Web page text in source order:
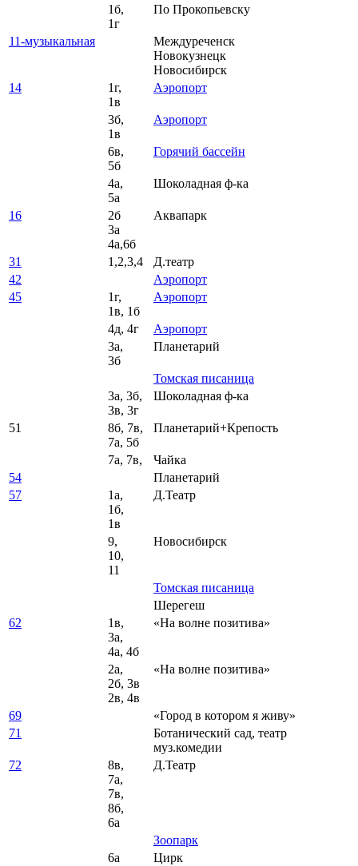
1б,
1г
По Прокопьевску
11-музыкальная
Междуреченск
Новокузнецк
Новосибирск
14
1г,
1в
Аэропорт
3б,
1в
Аэропорт
6в,
5б
Горячий бассейн
4а,
5а
Шоколадная ф-ка
16
2б
3а
4а,6б
Аквапарк
31 1,2,3,4
Д.театр
42
Аэропорт
45
1г,
1в, 1б
Аэропорт
4д, 4г
Аэропорт
3а,
3б
Планетарий
Томская писаница
3а, 3б,
3в, 3г
Шоколадная ф-ка
51
8б, 7в,
7а, 5б
Планетарий+Крепость
7а, 7в,
Чайка
54
Планетарий
57
1а,
1б,
1в
Д.Театр
9,
10,
11
Новосибирск
Томская писаница
Шерегеш
62
1в,
3а,
4а, 4б
«На волне позитива»
2а,
2б, 3в
2в, 4в
«На волне позитива»
69
«Город в котором я живу»
71
Ботанический сад, театр
муз.комедии
72
8в,
7а,
7в,
8б,
6а
Д.Театр
Зоопарк
6а
Цирк